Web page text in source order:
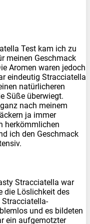
Test kam ich zu
meinen Geschmack
Aromen waren jedoch
eindeutig Stracciatella
natürlicheren
Süße überwiegt.
nach meinem
ja immer
herkömmlichen
ich den Geschmack
Stracciatella war
die Löslichkeit des
Stracciatella-
und es bildeten
ein aufgemotzter